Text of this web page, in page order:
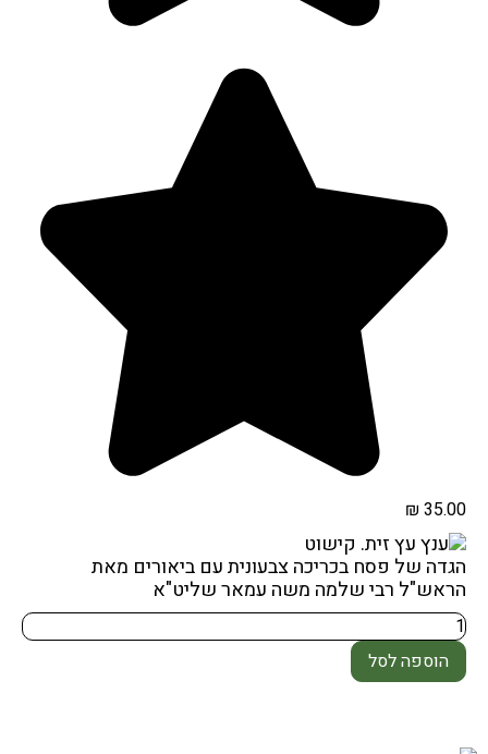
₪ 35.00
הגדה של פסח בכריכה צבעונית עם ביאורים מאת
הראש"ל רבי שלמה משה עמאר שליט"א
הוספה לסל